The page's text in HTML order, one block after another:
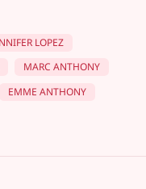
LOPEZ
MARC ANTHONY
EMME ANTHONY